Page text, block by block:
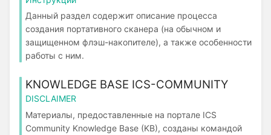
Данный раздел содержит описание процесса
создания портативного сканера (на обычном и
защищенном флэш-накопителе), а также особенности
работы с ним.
KNOWLEDGE BASE ICS-COMMUNITY
DISCLAIMER
Материалы, предоставленные на портале ICS
Community Knowledge Base (KB), созданы командой